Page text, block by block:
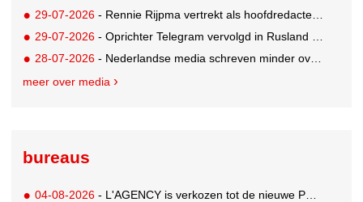
29-07-2026 - Rennie Rijpma vertrekt als hoofdredacteur van het AD
29-07-2026 - Oprichter Telegram vervolgd in Rusland voor 'hulp aan terroristen'
28-07-2026 - Nederlandse media schreven minder over dit WK
meer over media
bureaus
04-08-2026 - L'AGENCY is verkozen tot de nieuwe PR-partner van KoRo